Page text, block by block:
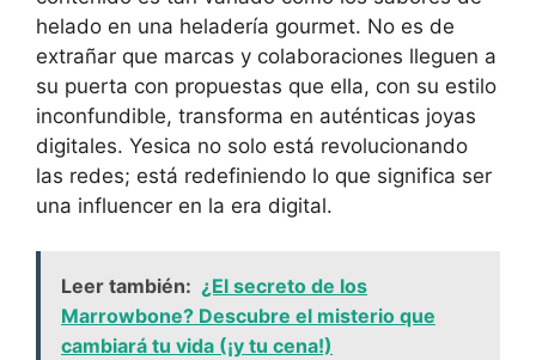
helado en una heladería gourmet. No es de
extrañar que marcas y colaboraciones lleguen a
su puerta con propuestas que ella, con su estilo
inconfundible, transforma en auténticas joyas
digitales. Yesica no solo está revolucionando
las redes; está redefiniendo lo que significa ser
una influencer en la era digital.
Leer también: ¿El secreto de los
Marrowbone? Descubre el misterio que
cambiará tu vida (¡y tu cena!)